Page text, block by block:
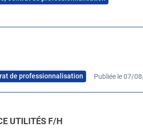
de professionnalisation Publiée le 07/
UTILITÉS F/H